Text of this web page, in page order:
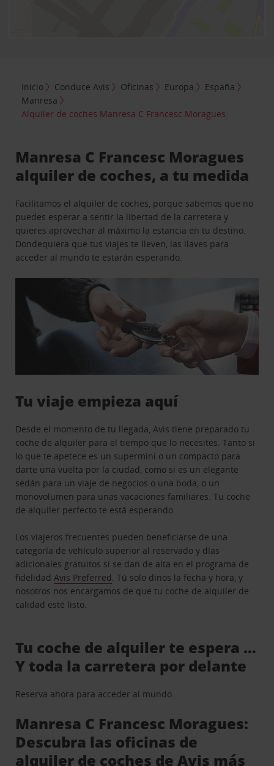
Inicio Conduce Avis Oficinas Europa
España
Manresa
Alquiler de coches Manresa C Francesc Moragues
Manresa C Francesc Moragues
alquiler de coches, a tu medida
Facilitamos el alquiler de coches, porque sabemos que no
puedes esperar a sentir la libertad de la carretera y
quieres aprovechar al máximo la estancia en tu destino.
Dondequiera que tus viajes te lleven, las llaves para
acceder al mundo te estarán esperando.
Tu viaje empieza aquí
Desde el momento de tu llegada, Avis tiene preparado tu
coche de alquiler para el tiempo que lo necesites. Tanto si
lo que te apetece es un supermini o un compacto para
darte una vuelta por la ciudad, como si es un elegante
sedán para un viaje de negocios o una boda, o un
monovolumen para unas vacaciones familiares. Tu coche
de alquiler perfecto te está esperando.
Los viajeros frecuentes pueden beneficiarse de una
categoría de vehículo superior al reservado y días
adicionales gratuitos si se dan de alta en el programa de
fidelidadAvis Preferred. Tú solo dinos la fecha y hora, y
nosotros nos encargamos de que tu coche de alquiler de
calidad esté listo.
Tu coche de alquiler te espera …
Y toda la carretera por delante
Reserva ahora para acceder al mundo.
Manresa C Francesc Moragues:
Descubra las oficinas de
alquiler de coches de Avis más